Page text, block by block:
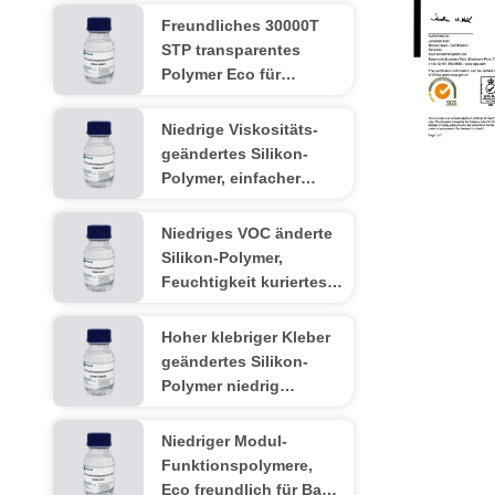
Freundliches 30000T
STP transparentes
Polymer Eco für
füllendes Risun-
Polymer
Niedrige Viskositäts-
geändertes Silikon-
Polymer, einfacher
Dehnfuge-Füllung
Niedriges VOC änderte
Silikon-Polymer,
Feuchtigkeit kuriertes
Polymer
Hoher klebriger Kleber
geändertes Silikon-
Polymer niedrig
Lösungsmittel
Niedriger Modul-
Funktionspolymere,
Eco freundlich für Bau-